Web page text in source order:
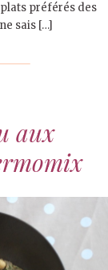
préférés des
sais […]
aux